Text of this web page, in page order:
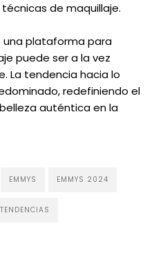
de maquillaje.
una plataforma para
puede ser a la vez
La tendencia hacia lo
redefiniendo el
auténtica en la
EMMYS EMMYS 2024
TENDENCIAS